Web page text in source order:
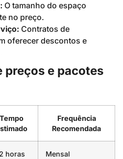
O tamanho do espaço
no preço.
Contratos de
oferecer descontos e
preços e pacotes
Tempo
Frequência
Recomendada
horas Mensal